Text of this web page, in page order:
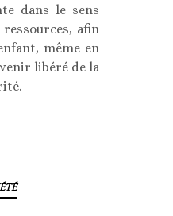
dans le sens
afin
même en
libéré de la